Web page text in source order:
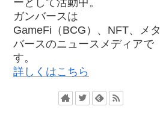
ガンバースは
GameFi（BCG）、NFT、メタ
バースのニュースメディアで
す。
詳しくはこちら